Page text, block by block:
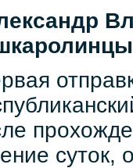
суток,